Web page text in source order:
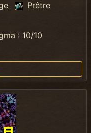
Prêtre
: 10/10